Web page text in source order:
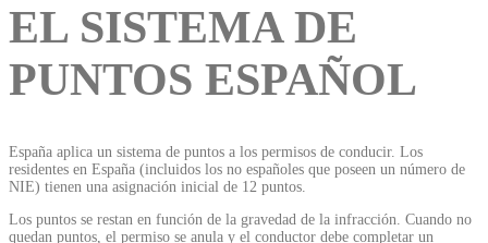
EL SISTEMA DE
PUNTOS ESPAÑOL
España aplica un sistema de puntos a los permisos de conducir. Los
residentes en España (incluidos los no españoles que poseen un número de
NIE) tienen una asignación inicial de 12 puntos.
Los puntos se restan en función de la gravedad de la infracción. Cuando no
quedan puntos, el permiso se anula y el conductor debe completar un